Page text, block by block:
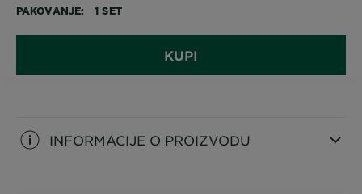
PAKOVANJE
1 SET
KUPI
INFORMACIJE O PROIZVODU